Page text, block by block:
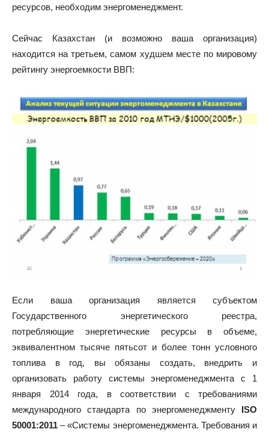
ресурсов, необходим энергоменеджмент.
Сейчас Казахстан (и возможно ваша организация)
находится на третьем, самом худшем месте по мировому
рейтингу энергоемкости ВВП:
Если ваша организация является субъектом
Государственного энергетического реестра,
потребляющие энергетические ресурсы в объеме,
эквивалентном тысяче пятьсот и более тонн условного
топлива в год, вы обязаны создать, внедрить и
организовать работу системы энергоменеджмента с 1
января 2014 года, в соответствии с требованиями
международного стандарта по энергоменеджменту ISO
50001:2011 – «Системы энергоменеджмента. Требования и